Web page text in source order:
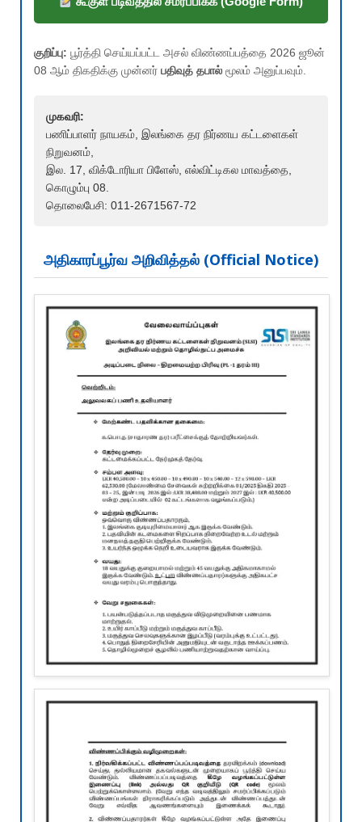
குறிப்பு: பூர்த்தி செய்யப்பட்ட அசல் விண்ணப்பத்தை 2026 ஜூன்
08 ஆம் திகதிக்கு முன்னர் பதிவுத் தபால் மூலம் அனுப்பவும்.
முகவரி:
பணிப்பாளர் நாயகம், இலங்கை தர நிர்ணய கட்டளைகள்
நிறுவனம்,
இல. 17, விக்டோரியா பிளேஸ், எல்விட்டிகல மாவத்தை,
கொழும்பு 08.
தொலைபேசி: 011-2671567-72
அதிகாரப்பூர்வ அறிவித்தல் (Official Notice)